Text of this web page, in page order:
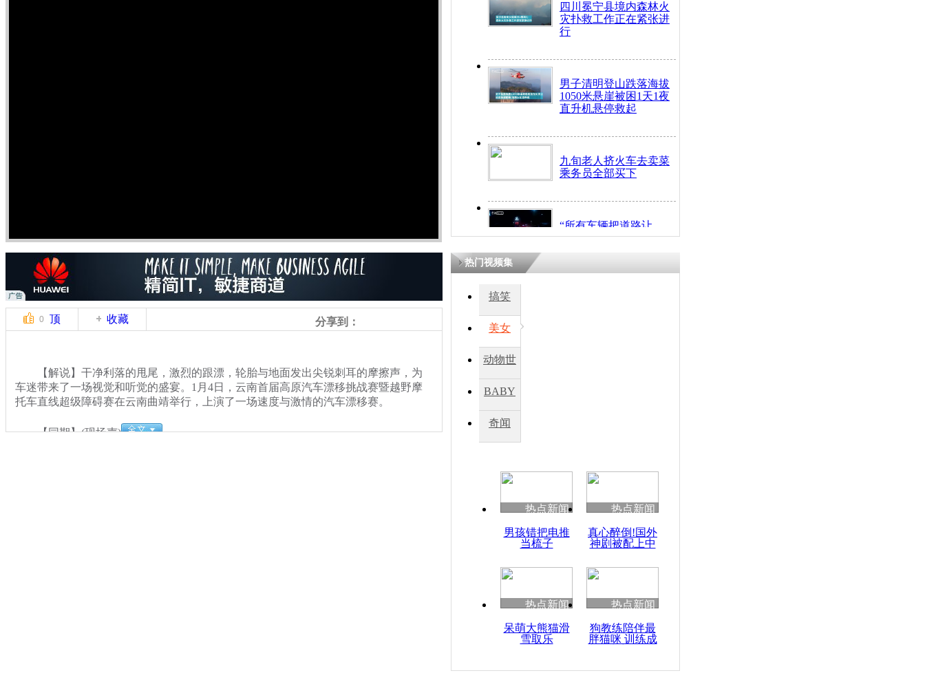
四川冕宁县境内森林火
灾扑救工作正在紧张进
行
男子清明登山跌落海拔
1050米悬崖被困1天1夜
直升机悬停救起
九旬老人挤火车去卖菜
乘务员全部买下
“所有车辆把道路让
开！”儿童突发疾病交
因
度苗族花山节
魂
0 顶 收藏 分享到：
【解说】干净利落的甩尾，激烈的跟漂，轮胎与地面发出尖锐刺耳的摩擦声，为
车迷带来了一场视觉和听觉的盛宴。1月4日，云南首届高原汽车漂移挑战赛暨越野摩
托车直线超级障碍赛在云南曲靖举行，上演了一场速度与激情的汽车漂移赛。
【同期】(现场声)
热门视频集
搞笑
美女
动物世
BABY
秀
奇闻
热点新闻
男孩错把电推
当梳子
热点新闻
真心醉倒!国外
神剧被配上中
热点新闻
呆萌大熊猫滑
雪取乐
热点新闻
狗教练陪伴最
胖猫咪 训练成